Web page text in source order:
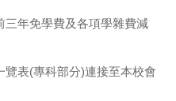
三年免學費及各項學雜費減
覽表(專科部分)連接至本校會